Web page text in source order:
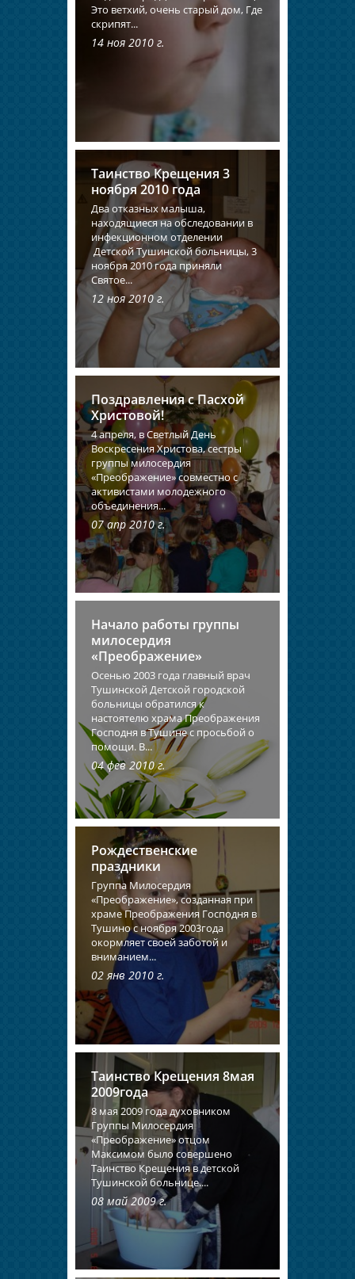
Это ветхий, очень старый дом, Где
скрипят...
14 ноя 2010 г.
Таинство Крещения 3
ноября 2010 года
Два отказных малыша,
находящиеся на обследовании в
инфекционном отделении
Детской Тушинской больницы, 3
ноября 2010 года приняли
Святое...
12 ноя 2010 г.
Поздравления с Пасхой
Христовой!
4 апреля, в Светлый День
Воскресения Христова, сестры
группы милосердия
«Преображение» совместно с
активистами молодежного
объединения...
07 апр 2010 г.
Начало работы группы
милосердия
«Преображение»
Осенью 2003 года главный врач
Тушинской Детской городской
больницы обратился к
настоятелю храма Преображения
Господня в Тушине с просьбой о
помощи. В...
04 фев 2010 г.
Рождественские
праздники
Группа Милосердия
«Преображение», созданная при
храме Преображения Господня в
Тушино с ноября 2003года
окормляет своей заботой и
вниманием...
02 янв 2010 г.
Таинство Крещения 8мая
2009года
8 мая 2009 года духовником
Группы Милосердия
«Преображение» отцом
Максимом было совершено
Таинство Крещения в детской
Тушинской больнице....
08 май 2009 г.